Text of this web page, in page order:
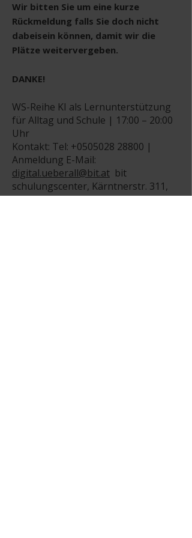
Wir bitten Sie um eine kurze
Rückmeldung falls Sie doch nicht
dabeisein können, damit wir die
Plätze weitervergeben.
DANKE!
WS-Reihe KI als Lernunterstützung
für Alltag und Schule | 17:00 – 20:00
Uhr
Kontakt: Tel: +0505028 28800 |
Anmeldung E-Mail:
digital.ueberall@bit.at bit
schulungscenter, Kärntnerstr. 311,
8054 Graz